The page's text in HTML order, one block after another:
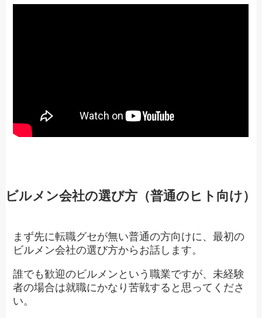
ビルメン会社の選び方（普通のヒト向け）
まず先に転職グセが無い普通の方向けに、最初の
ビルメン会社の選び方からお話します。
誰でも歓迎のビルメンという職業ですが、未経験
者の場合は就職にかなり苦戦すると思ってくださ
い。